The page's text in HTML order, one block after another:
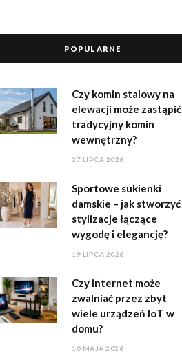
POPULARNE
Czy komin stalowy na
elewacji może zastąpić
tradycyjny komin
wewnętrzny?
27 LIPCA 2026
Sportowe sukienki
damskie – jak stworzyć
stylizacje łączące
wygodę i elegancję?
19 LIPCA 2026
Czy internet może
zwalniać przez zbyt
wiele urządzeń IoT w
domu?
10 MAJA 2026